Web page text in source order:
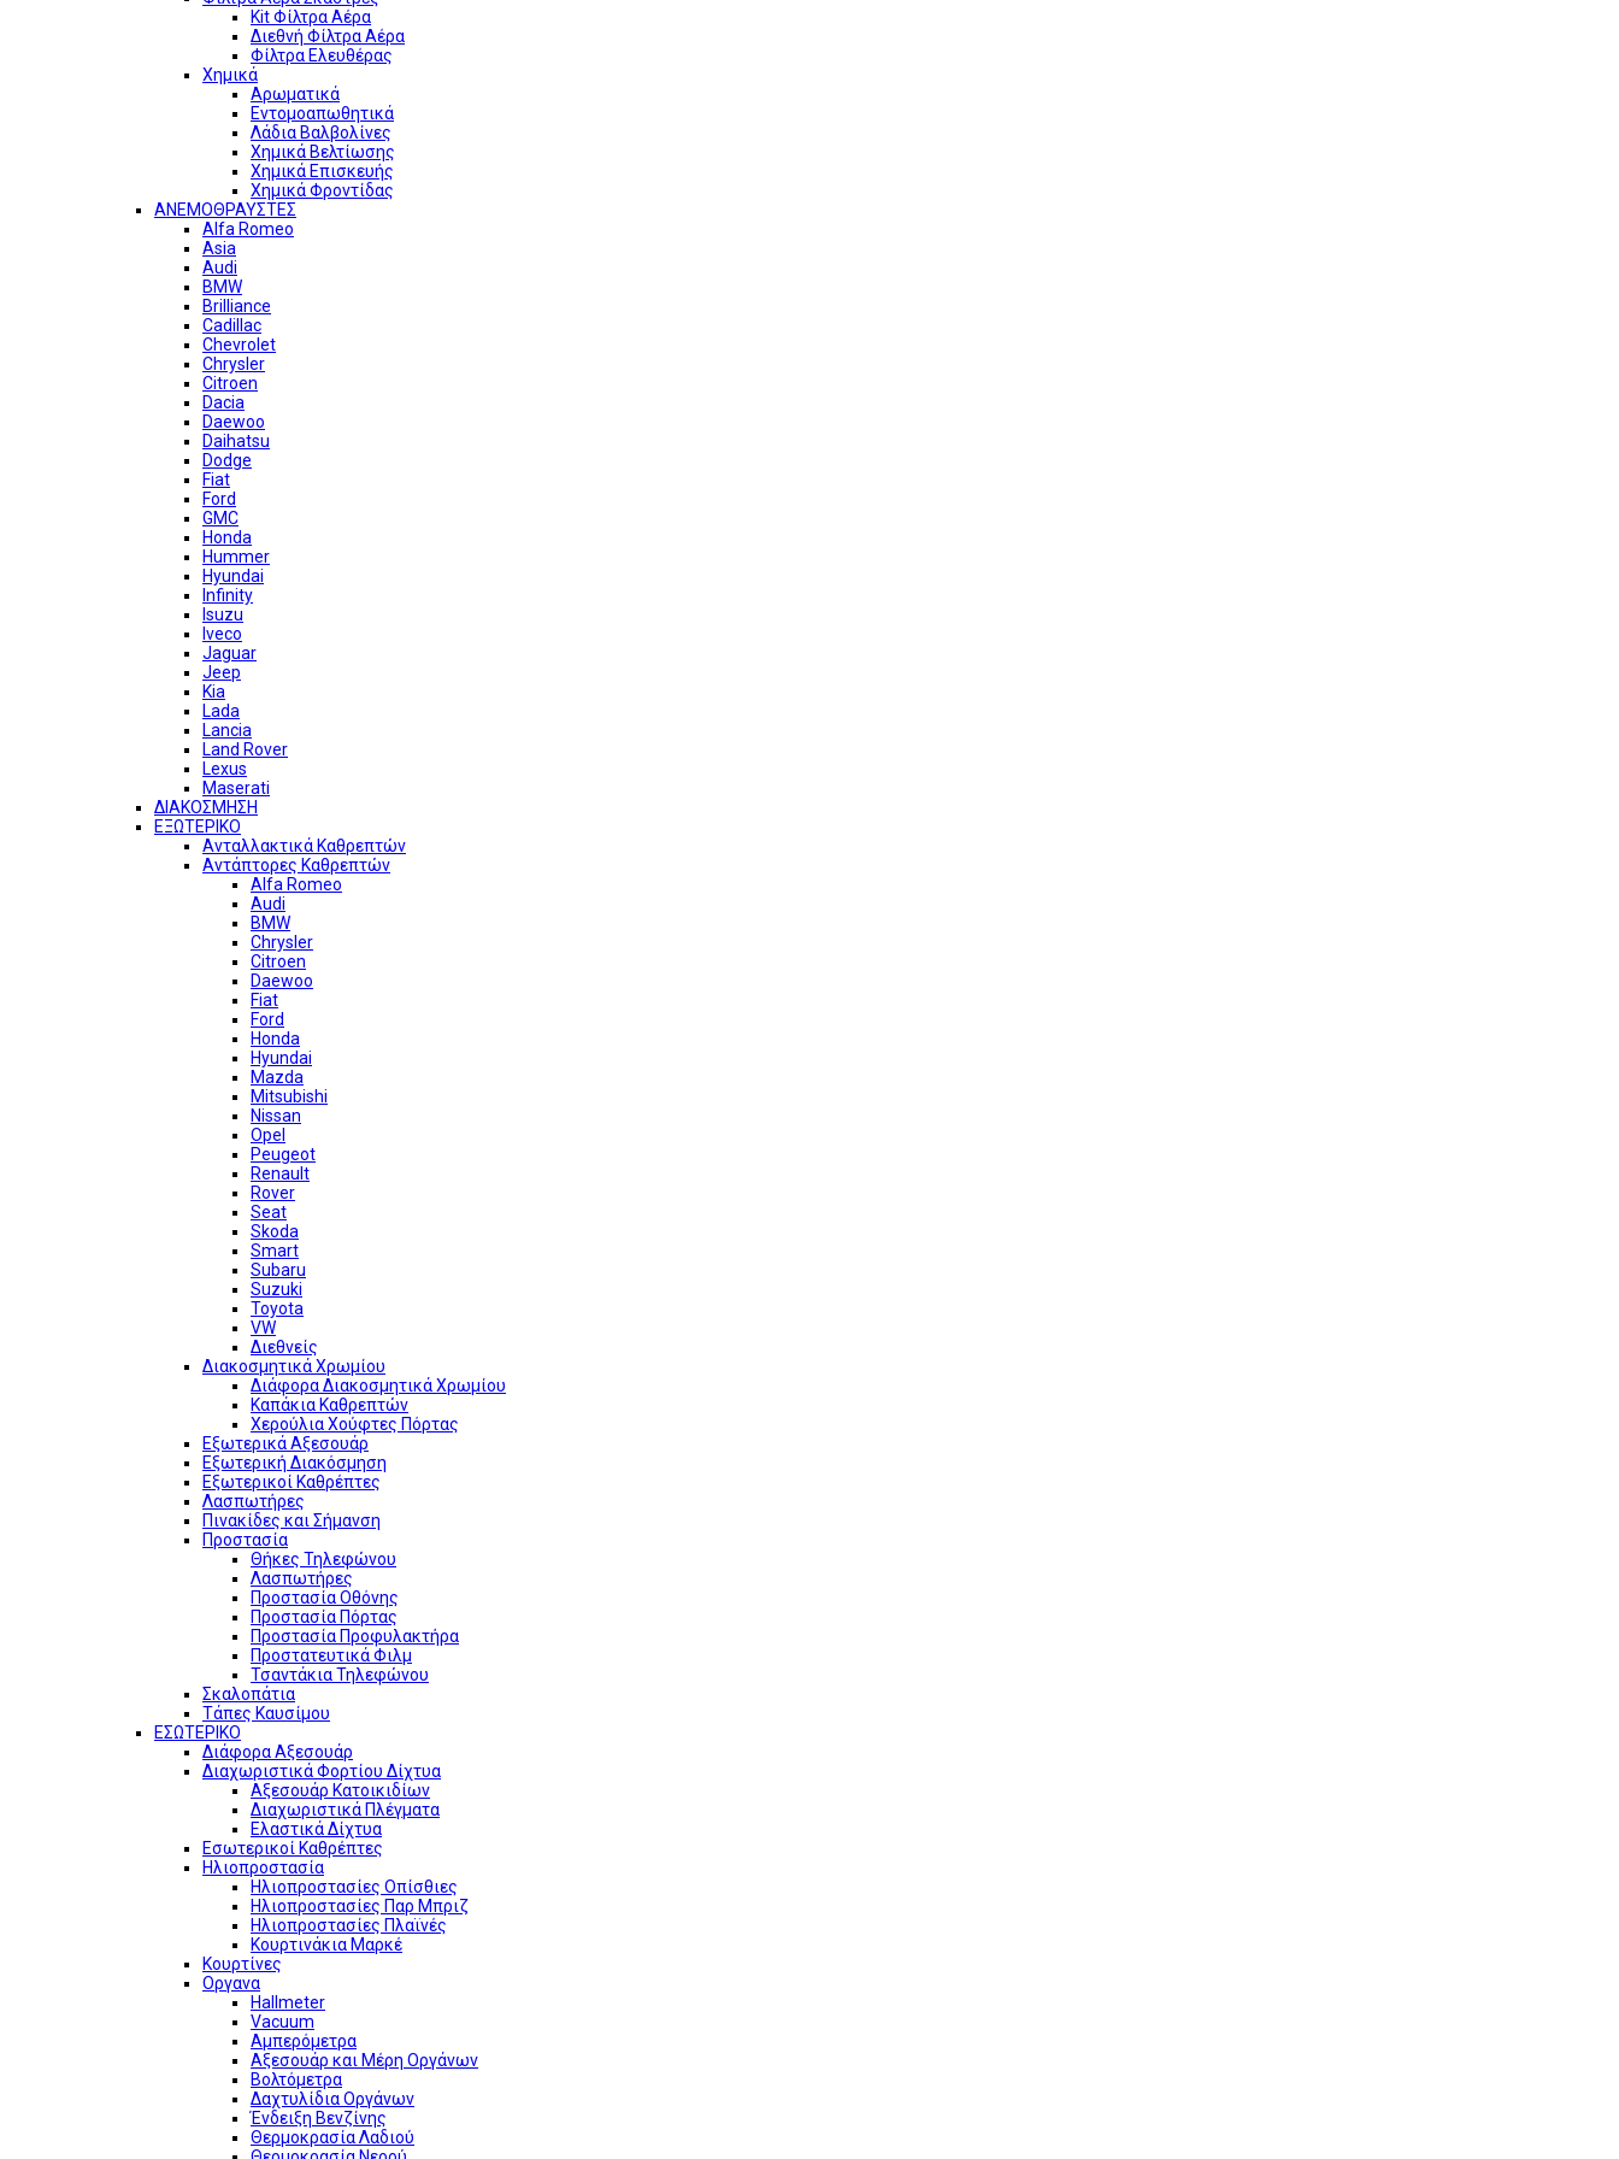
Kit Φίλτρα Αέρα
Διεθνή Φίλτρα Αέρα
Φίλτρα Ελευθέρας
Χημικά
Αρωματικά
Εντομοαπωθητικά
Λάδια Βαλβολίνες
Χημικά Βελτίωσης
Χημικά Επισκευής
Χημικά Φροντίδας
ΑΝΕΜΟΘΡΑΥΣΤΕΣ
Alfa Romeo
Asia
Audi
BMW
Brilliance
Cadillac
Chevrolet
Chrysler
Citroen
Dacia
Daewoo
Daihatsu
Dodge
Fiat
Ford
GMC
Honda
Hummer
Hyundai
Infinity
Isuzu
Iveco
Jaguar
Jeep
Kia
Lada
Lancia
Land Rover
Lexus
Maserati
ΔΙΑΚΟΣΜΗΣΗ
ΕΞΩΤΕΡΙΚΟ
Ανταλλακτικά Καθρεπτών
Αντάπτορες Καθρεπτών
Alfa Romeo
Audi
BMW
Chrysler
Citroen
Daewoo
Fiat
Ford
Honda
Hyundai
Mazda
Mitsubishi
Nissan
Opel
Peugeot
Renault
Rover
Seat
Skoda
Smart
Subaru
Suzuki
Toyota
VW
Διεθνείς
Διακοσμητικά Χρωμίου
Διάφορα Διακοσμητικά Χρωμίου
Καπάκια Καθρεπτών
Χερούλια Χούφτες Πόρτας
Εξωτερικά Αξεσουάρ
Εξωτερική Διακόσμηση
Εξωτερικοί Καθρέπτες
Λασπωτήρες
Πινακίδες και Σήμανση
Προστασία
Θήκες Τηλεφώνου
Λασπωτήρες
Προστασία Οθόνης
Προστασία Πόρτας
Προστασία Προφυλακτήρα
Προστατευτικά Φιλμ
Τσαντάκια Τηλεφώνου
Σκαλοπάτια
Τάπες Καυσίμου
ΕΣΩΤΕΡΙΚΟ
Διάφορα Αξεσουάρ
Διαχωριστικά Φορτίου Δίχτυα
Αξεσουάρ Κατοικιδίων
Διαχωριστικά Πλέγματα
Ελαστικά Δίχτυα
Εσωτερικοί Καθρέπτες
Ηλιοπροστασία
Ηλιοπροστασίες Οπίσθιες
Ηλιοπροστασίες Παρ Μπριζ
Ηλιοπροστασίες Πλαϊνές
Κουρτινάκια Μαρκέ
Κουρτίνες
Οργανα
Hallmeter
Vacuum
Αμπερόμετρα
Αξεσουάρ και Μέρη Οργάνων
Βολτόμετρα
Δαχτυλίδια Οργάνων
Ένδειξη Βενζίνης
Θερμοκρασία Λαδιού